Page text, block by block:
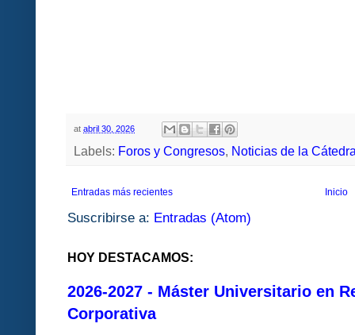
at abril 30, 2026
Labels: Foros y Congresos, Noticias de la
Entradas más recientes Inicio
Suscribirse a: Entradas (Atom)
HOY DESTACAMOS:
2026-2027 - Máster Universitario en
Corporativa